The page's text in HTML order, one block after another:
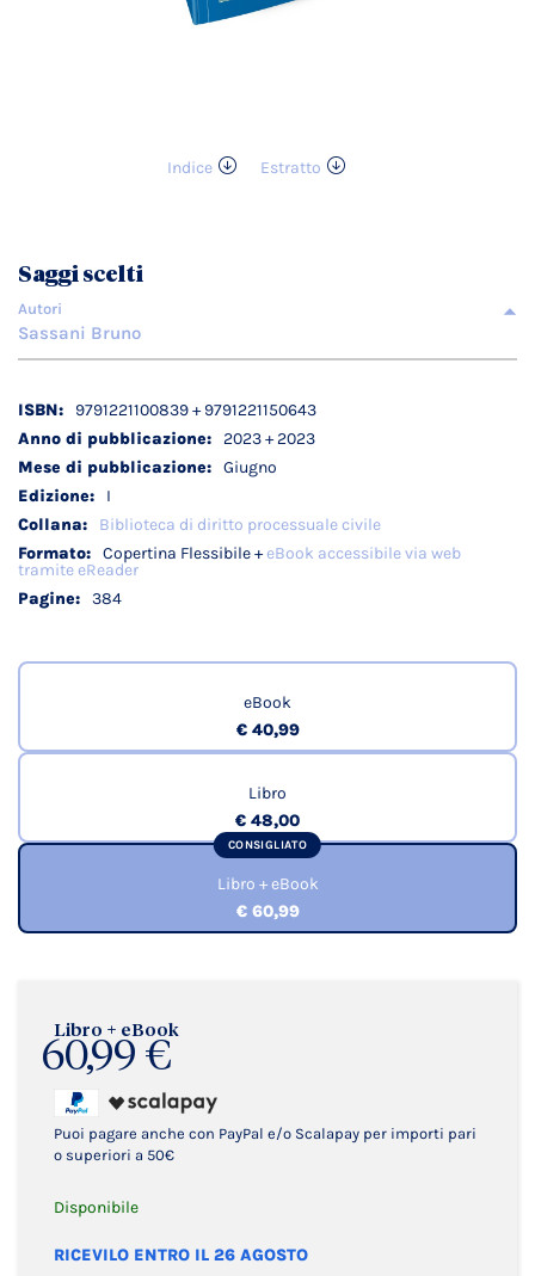
Indice
Estratto
galleria
di
immagini
Libro + eBook
60,99 €
Puoi pagare anche con PayPal e/o Scalapay per importi pari
o superiori a 50€
Disponibile
RICEVILO ENTRO IL 26 AGOSTO
Saggi scelti
Autori
Sassani Bruno
Dettagli
tecnici
9791221100839 + 9791221150643
2023 + 2023
Giugno
I
Biblioteca di diritto processuale civile
Copertina Flessibile +eBook accessibile via web
tramite eReader
384
eBook
€ 40,99
Libro
€ 48,00
CONSIGLIATO
Libro + eBook
€ 60,99